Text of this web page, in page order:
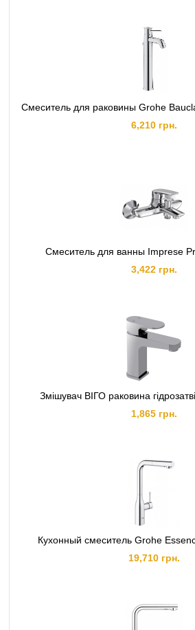
Смеситель для раковины Grohe
6,210 грн.
Смеситель для ванны Imprese
3,422 грн.
Змішувач ВІГО раковина
1,865 грн.
Кухонный смеситель Grohe
19,710 грн.